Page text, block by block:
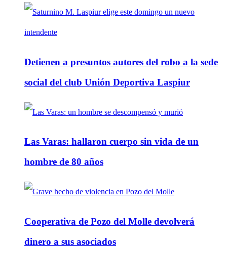
Detienen a presuntos autores del robo a la sede
social del club Unión Deportiva Laspiur
Las Varas: hallaron cuerpo sin vida de un
hombre de 80 años
Cooperativa de Pozo del Molle devolverá
dinero a sus asociados